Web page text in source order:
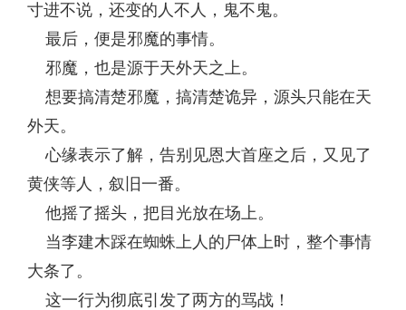
寸进不说，还变的人不人，鬼不鬼。
最后，便是邪魔的事情。
邪魔，也是源于天外天之上。
想要搞清楚邪魔，搞清楚诡异，源头只能在天
外天。
心缘表示了解，告别见恩大首座之后，又见了
黄侠等人，叙旧一番。
他摇了摇头，把目光放在场上。
当李建木踩在蜘蛛上人的尸体上时，整个事情
大条了。
这一行为彻底引发了两方的骂战！